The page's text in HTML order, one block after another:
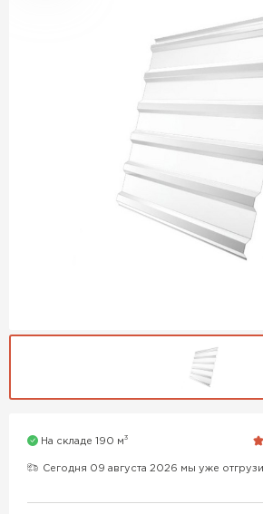
На складе 190 м3
Сегодня 09 августа 2026 мы уже